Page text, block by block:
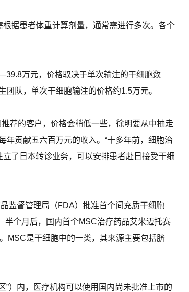
据患者体重计算剂量，通常需进行多次。各个
万元，价格取决于单次输注的干细胞数
队，单次干细胞输注的价格约1.5万元。
荐的客户，价格会稍低一些，徐明要从中抽走
贡献五六百万元的收入。“十多年前，细胞治
了日本转诊业务，可以安排患者赴日接受干细
监督管理局（FDA）批准首个间充质干细胞
半个月后，国内首个MSC治疗药品艾米迈托赛
MSC是干细胞中的一类，其来源主要包括脐
”）内，医疗机构可以使用国内尚未批准上市的